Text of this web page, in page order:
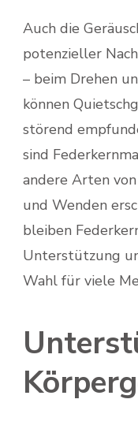
Auch die
potenzieller
– beim Drehen
können
störend
sind
andere Arten
und Wenden
bleiben
Unterstützung
Wahl für viele